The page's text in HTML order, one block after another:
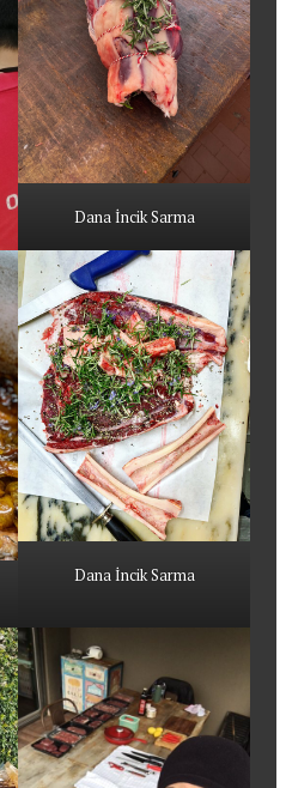
Dana İncik Sarma
Dana İncik Sarma